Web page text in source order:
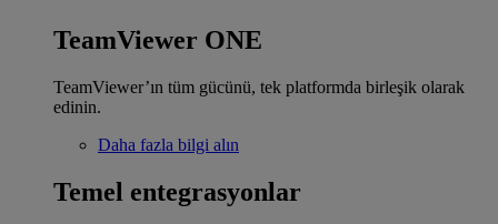
TeamViewer ONE
TeamViewer’ın tüm gücünü, tek platformda birleşik olarak
edinin.
Daha fazla bilgi alın
Temel entegrasyonlar